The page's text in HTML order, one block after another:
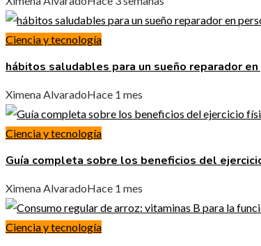
Ciencia y tecnología
hábitos saludables para un sueño reparador
Ximena AlvaradoHace 1 mes
Ciencia y tecnología
Guía completa sobre los beneficios del
Ximena AlvaradoHace 1 mes
Ciencia y tecnología